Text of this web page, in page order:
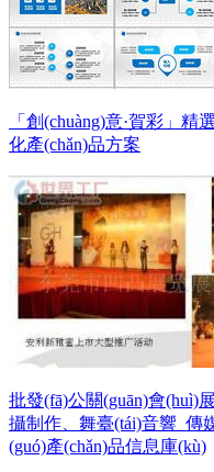
「創(chuàng)意·賀彩」
化產(chǎn)品方案
批發(fā)公關(guān)會(huì)
攝制作、舞臺(tái)音響_傳
(guó)產(chǎn)品信息庫(kù)